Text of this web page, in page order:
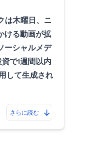
は木曜日、ニ
ける動画が拡
ーシャルメデ
で1週間以内
して生成され
さらに読む